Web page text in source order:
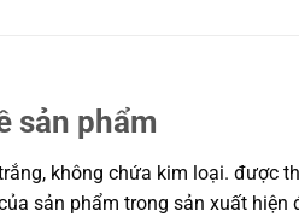
sản phẩm
không chứa kim loại. được
sản phẩm trong sản xuất